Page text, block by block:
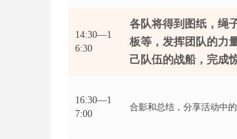
14:30—1
6:30
各队将得到图纸，绳
板等，发挥团队的力
己队伍的战船，完成
16:30—1
7:00
合影和总结，分享活动中的